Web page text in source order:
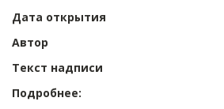
Дата открытия
Автор
Текст надписи
Подробнее: